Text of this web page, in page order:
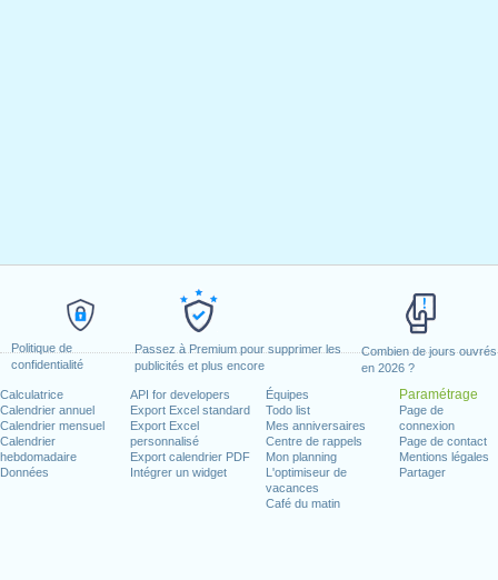
Politique de
confidentialité
Passez à Premium pour supprimer les
publicités et plus encore
Combien de jours ouvrés
en 2026 ?
Calculatrice
Calendrier annuel
Calendrier mensuel
Calendrier
hebdomadaire
Données
API for developers
Export Excel standard
Export Excel
personnalisé
Export calendrier PDF
Intégrer un widget
Équipes
Todo list
Mes anniversaires
Centre de rappels
Mon planning
L'optimiseur de
vacances
Café du matin
Paramétrage
Page de
connexion
Page de contact
Mentions légales
Partager